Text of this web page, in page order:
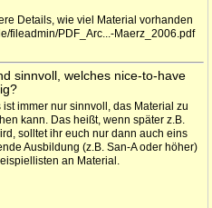
Details, wie viel Material vorhanden
fileadmin/PDF_Arc...-Maerz_2006.pdf
sinnvoll, welches nice-to-have
immer nur sinnvoll, das Material zu
kann. Das heißt, wenn später z.B.
solltet ihr euch nur dann auch eins
Ausbildung (z.B. San-A oder höher)
an Material.